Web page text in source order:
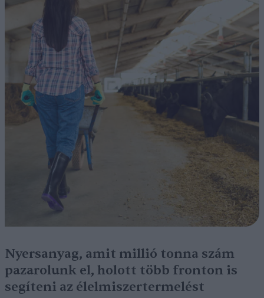
Nyersanyag, amit millió tonna szám
pazarolunk el, holott több fronton is
segíteni az élelmiszertermelést